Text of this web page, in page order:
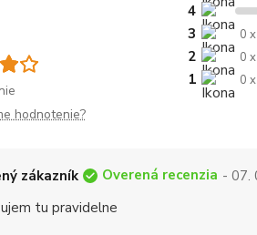
4
3 0 x
2 0 x
1 0 x
hodnotenie?
zákazník Overená recenzia - 07.
tu pravidelne